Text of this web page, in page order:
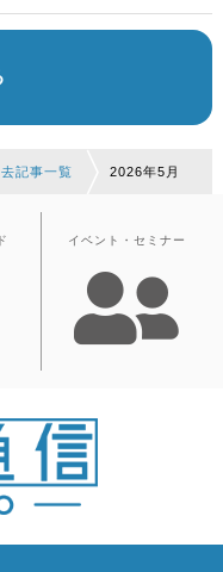
記事一覧 2026年5月
イベント・セミナー